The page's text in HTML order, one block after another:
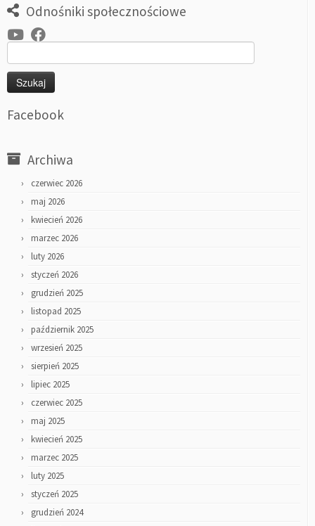
Odnośniki społecznościowe
Facebook
Archiwa
czerwiec 2026
maj 2026
kwiecień 2026
marzec 2026
luty 2026
styczeń 2026
grudzień 2025
listopad 2025
październik 2025
wrzesień 2025
sierpień 2025
lipiec 2025
czerwiec 2025
maj 2025
kwiecień 2025
marzec 2025
luty 2025
styczeń 2025
grudzień 2024